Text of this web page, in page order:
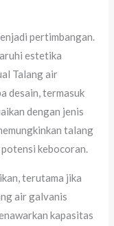
pertimbangan.
estetika
Talang air
desain, termasuk
dengan jenis
talang
kebocoran.
terutama jika
air galvanis
kapasitas